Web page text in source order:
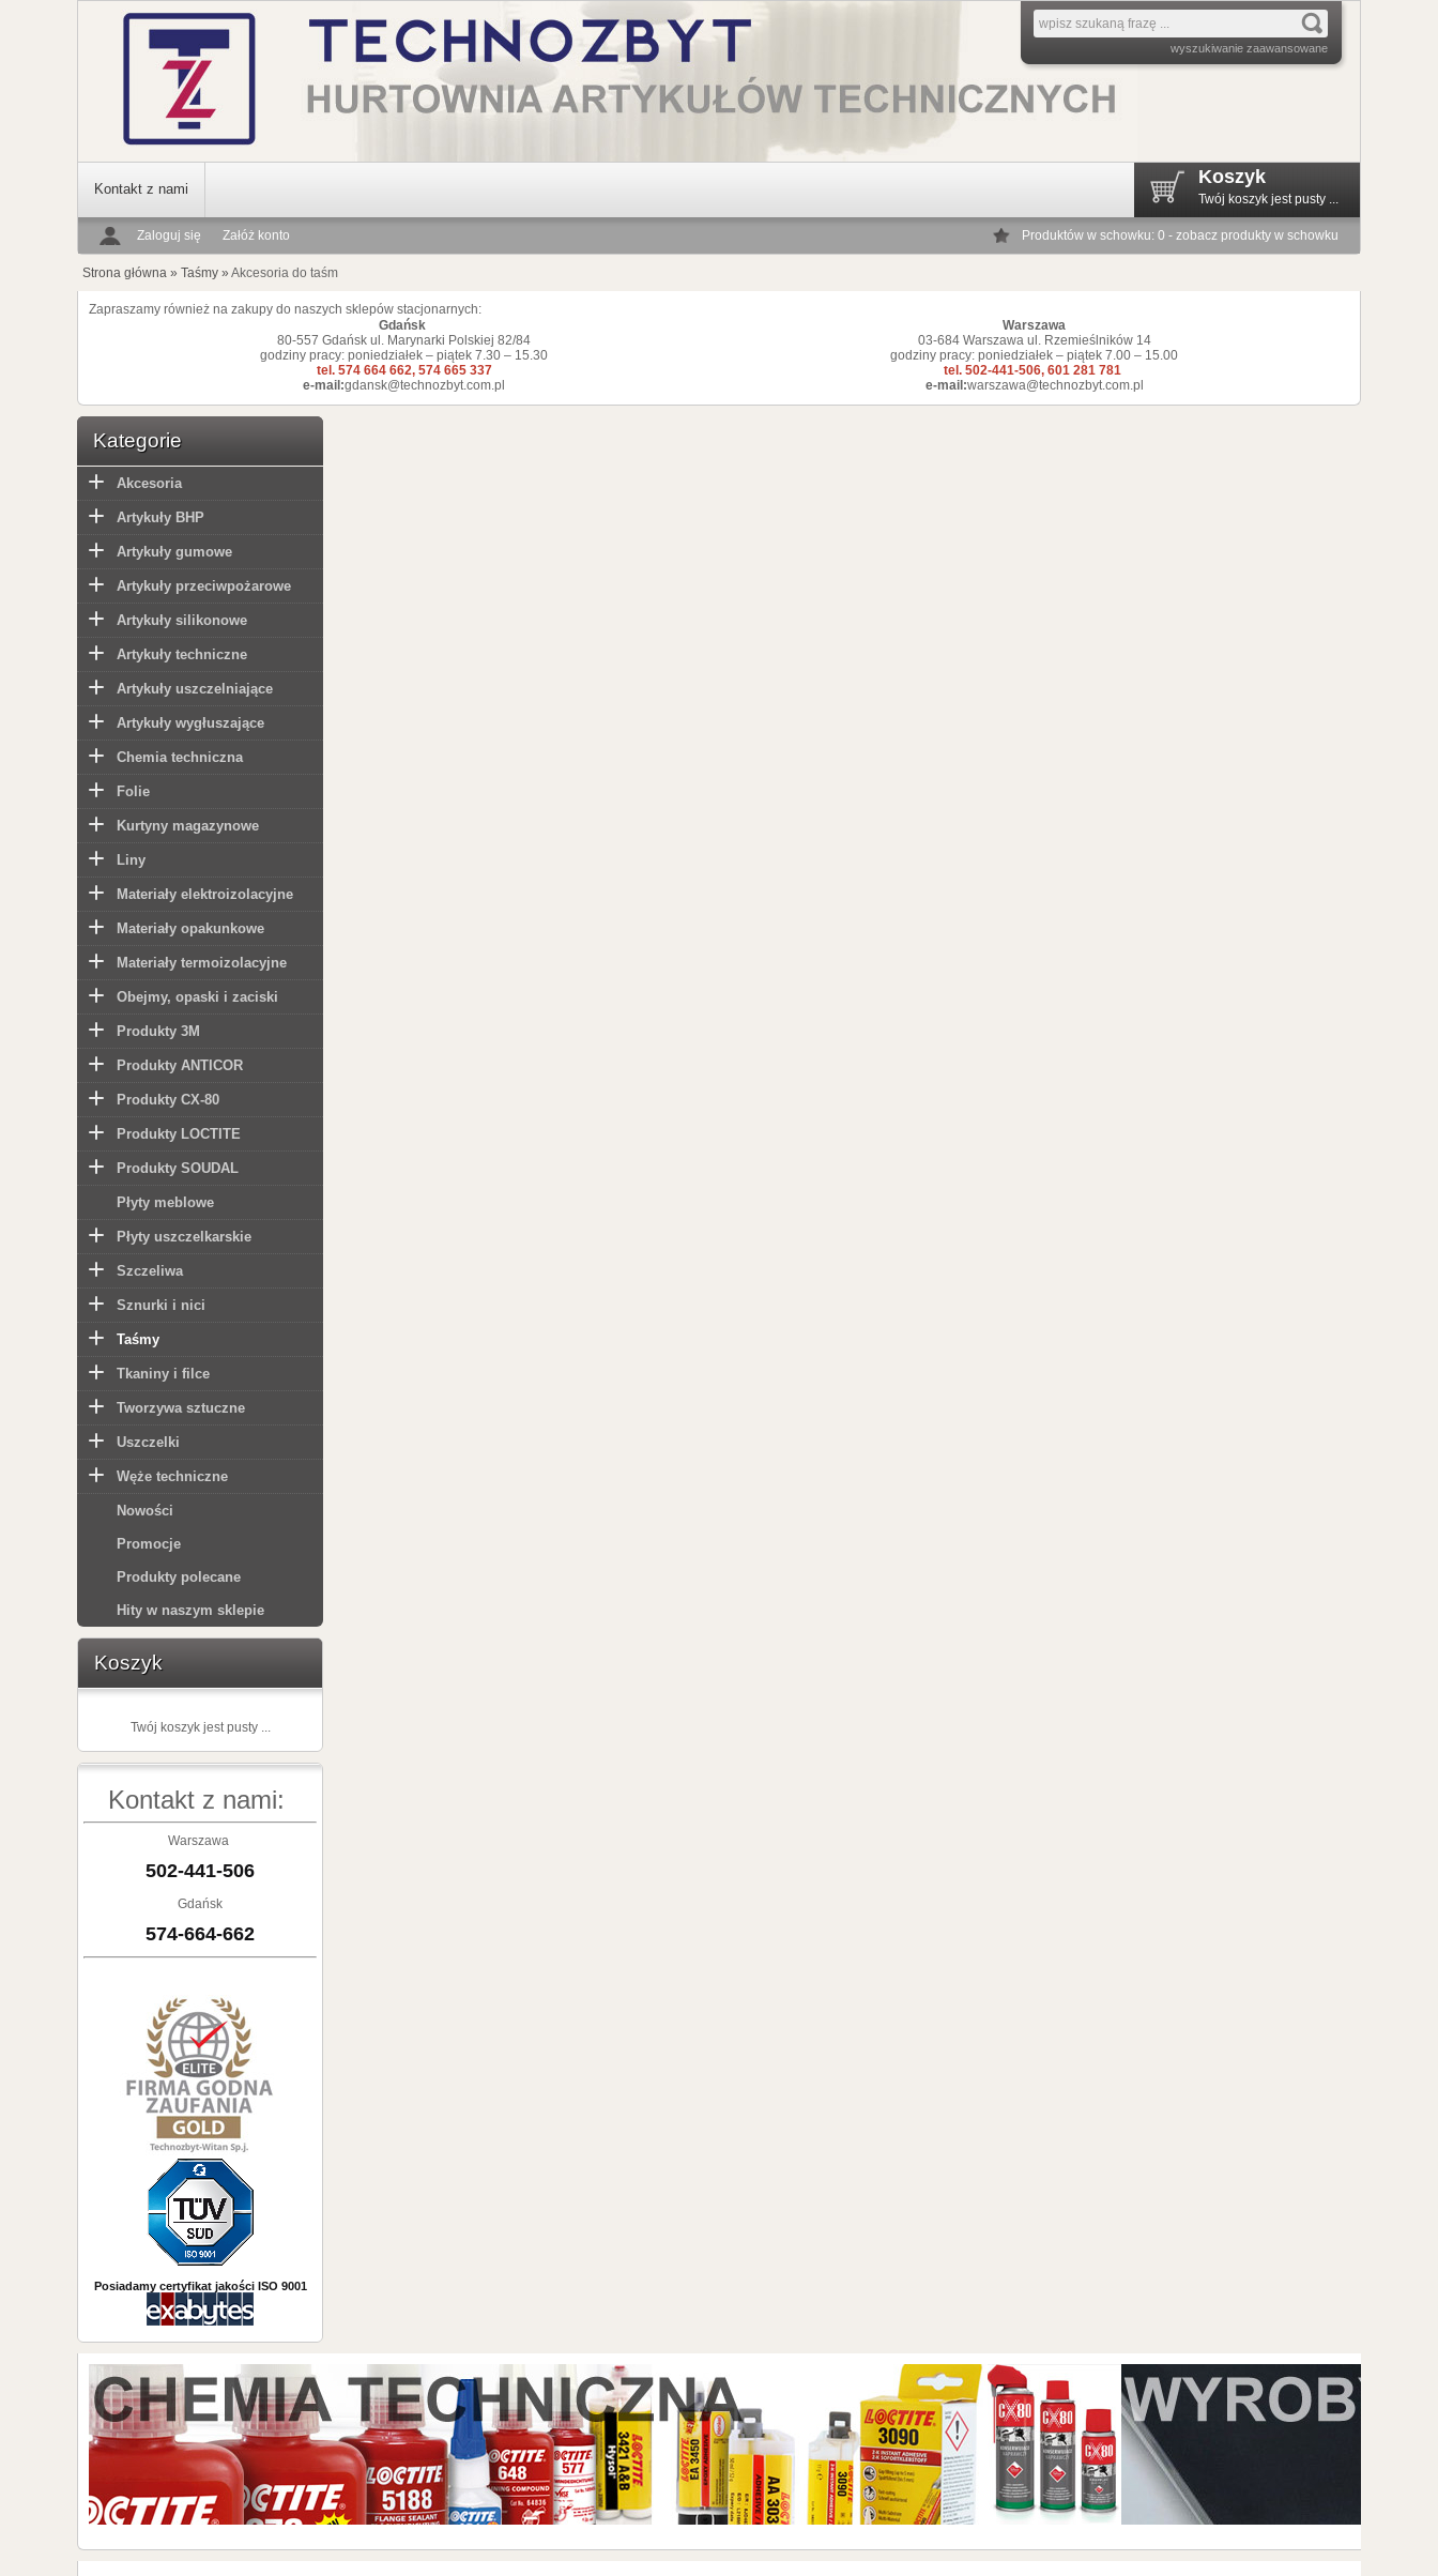
wyszukiwanie zaawansowane
Kontakt z nami
Koszyk
Twój koszyk jest pusty ...
Zaloguj się Załóż konto Produktów w schowku: 0 - zobacz produkty w schowku
Strona główna » Taśmy » Akcesoria do taśm
Zapraszamy również na zakupy do naszych sklepów stacjonarnych:
Gdańsk
80-557 Gdańsk ul. Marynarki Polskiej 82/84
godziny pracy: poniedziałek – piątek 7.30 – 15.30
tel. 574 664 662, 574 665 337
e-mail:gdansk@technozbyt.com.pl
Warszawa
03-684 Warszawa ul. Rzemieślników 14
godziny pracy: poniedziałek – piątek 7.00 – 15.00
tel. 502-441-506, 601 281 781
e-mail:warszawa@technozbyt.com.pl
Kategorie
Akcesoria
Artykuły BHP
Artykuły gumowe
Artykuły przeciwpożarowe
Artykuły silikonowe
Artykuły techniczne
Artykuły uszczelniające
Artykuły wygłuszające
Chemia techniczna
Folie
Kurtyny magazynowe
Liny
Materiały elektroizolacyjne
Materiały opakunkowe
Materiały termoizolacyjne
Obejmy, opaski i zaciski
Produkty 3M
Produkty ANTICOR
Produkty CX-80
Produkty LOCTITE
Produkty SOUDAL
Płyty meblowe
Płyty uszczelkarskie
Szczeliwa
Sznurki i nici
Taśmy
Tkaniny i filce
Tworzywa sztuczne
Uszczelki
Węże techniczne
Nowości
Promocje
Produkty polecane
Hity w naszym sklepie
Koszyk
Twój koszyk jest pusty ...
Kontakt z nami:
Warszawa
502-441-506
Gdańsk
574-664-662
Posiadamy certyfikat jakości ISO 9001